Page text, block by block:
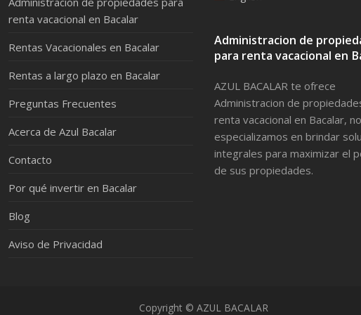
renta vacacional en Bacalar
Rentas Vacacionales en Bacalar
Rentas a largo plazo en Bacalar
Preguntas Frecuentes
Acerca de Azul Bacalar
Contacto
Por qué invertir en Bacalar
Blog
Aviso de Privacidad
Administracion de
para renta vacacional en
AZUL BACALAR te ofrece
Administracion de
renta vacacional en Bacalar,
especializamos en brindar
integrales para maximizar el
de sus propiedades.
Copyright © AZUL BACALAR